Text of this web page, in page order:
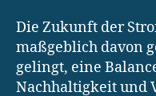
Die Zukunft der
maßgeblich davon
gelingt, eine
Nachhaltigkeit und